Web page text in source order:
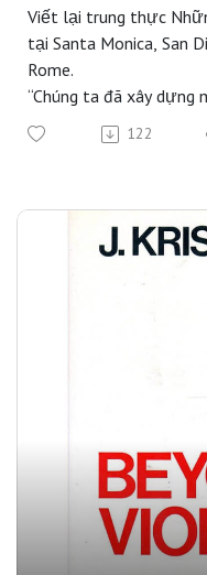
Viết lại trung thực
tại Santa Monica, San
Rome.
“Chúng ta đã xây
như những con người,
trong đó chúng ta
ta. Vì vậy câu hỏi
sự bạo lực kinh tởm
“Chúng ta là bạo lực.
thế nào trong mỗi
lại đau khổ, thảm kịch
tất cả điều đó. Và tôi
sống một cuộc sống
thừa tình yêu – tất cả
phải làm gì?”
122